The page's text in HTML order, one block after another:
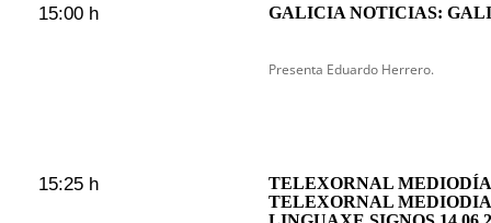
15:00 h GALICIA NOTICIAS:
Presenta Eduardo Herrero.
15:25 h
TELEXORNAL
TELEXORNAL